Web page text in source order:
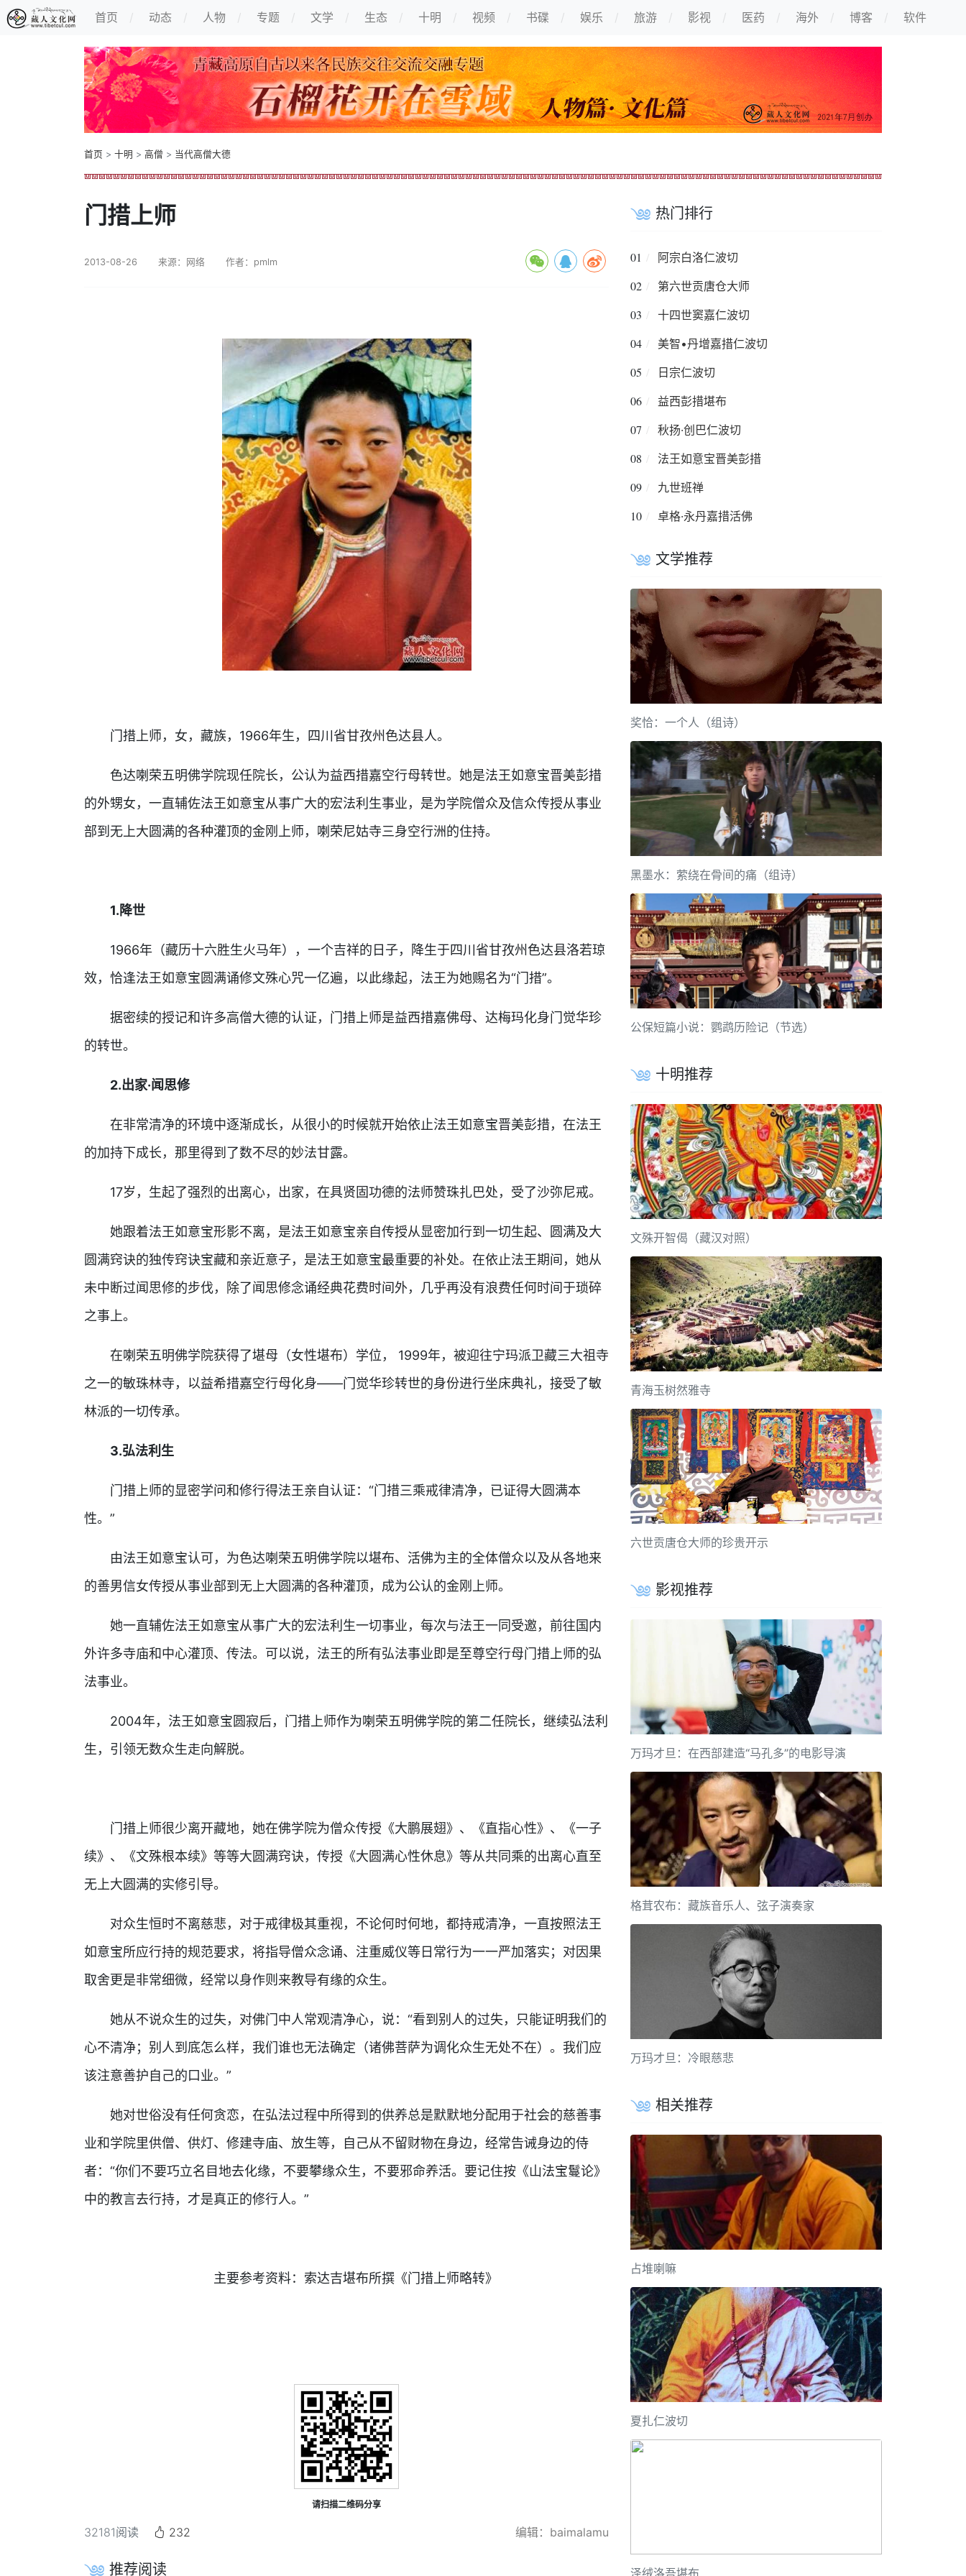
首页 动态 人物 专题 文学 生态 十明 视频 书碟 娱乐 旅游 影视 医药 海外 博客 软件
首页 > 十明 > 高僧 > 当代高僧大德
门措上师
2013-08-26 来源：网络 作者：pmlm
门措上师，女，藏族，1966年生，四川省甘孜州色达县人。
色达喇荣五明佛学院现任院长，公认为益西措嘉空行母转世。她是法王如意宝晋美彭措
的外甥女，一直辅佐法王如意宝从事广大的宏法利生事业，是为学院僧众及信众传授从事业
部到无上大圆满的各种灌顶的金刚上师，喇荣尼姑寺三身空行洲的住持。
1.降世
1966年（藏历十六胜生火马年），一个吉祥的日子，降生于四川省甘孜州色达县洛若琼
效，恰逢法王如意宝圆满诵修文殊心咒一亿遍，以此缘起，法王为她赐名为“门措”。
据密续的授记和许多高僧大德的认证，门措上师是益西措嘉佛母、达梅玛化身门觉华珍
的转世。
2.出家·闻思修
在非常清净的环境中逐渐成长，从很小的时候就开始依止法王如意宝晋美彭措，在法王
的加持下成长，那里得到了数不尽的妙法甘露。
17岁，生起了强烈的出离心，出家，在具贤固功德的法师赞珠扎巴处，受了沙弥尼戒。
她跟着法王如意宝形影不离，是法王如意宝亲自传授从显密加行到一切生起、圆满及大
圆满窍诀的独传窍诀宝藏和亲近意子，是法王如意宝最重要的补处。在依止法王期间，她从
未中断过闻思修的步伐，除了闻思修念诵经典花费时间外，几乎再没有浪费任何时间于琐碎
之事上。
在喇荣五明佛学院获得了堪母（女性堪布）学位， 1999年，被迎往宁玛派卫藏三大祖寺
之一的敏珠林寺，以益希措嘉空行母化身——门觉华珍转世的身份进行坐床典礼，接受了敏
林派的一切传承。
3.弘法利生
门措上师的显密学问和修行得法王亲自认证：“门措三乘戒律清净，已证得大圆满本
性。”
由法王如意宝认可，为色达喇荣五明佛学院以堪布、活佛为主的全体僧众以及从各地来
的善男信女传授从事业部到无上大圆满的各种灌顶，成为公认的金刚上师。
她一直辅佐法王如意宝从事广大的宏法利生一切事业，每次与法王一同受邀，前往国内
外许多寺庙和中心灌顶、传法。可以说，法王的所有弘法事业即是至尊空行母门措上师的弘
法事业。
2004年，法王如意宝圆寂后，门措上师作为喇荣五明佛学院的第二任院长，继续弘法利
生，引领无数众生走向解脱。
门措上师很少离开藏地，她在佛学院为僧众传授《大鹏展翅》、《直指心性》、《一子
续》、《文殊根本续》等等大圆满窍诀，传授《大圆满心性休息》等从共同乘的出离心直至
无上大圆满的实修引导。
对众生恒时不离慈悲，对于戒律极其重视，不论何时何地，都持戒清净，一直按照法王
如意宝所应行持的规范要求，将指导僧众念诵、注重威仪等日常行为一一严加落实；对因果
取舍更是非常细微，经常以身作则来教导有缘的众生。
她从不说众生的过失，对佛门中人常观清净心，说：“看到别人的过失，只能证明我们的
心不清净；别人到底怎么样，我们谁也无法确定（诸佛菩萨为调化众生无处不在）。我们应
该注意善护自己的口业。”
她对世俗没有任何贪恋，在弘法过程中所得到的供养总是默默地分配用于社会的慈善事
业和学院里供僧、供灯、修建寺庙、放生等，自己从不留财物在身边，经常告诫身边的侍
者：“你们不要巧立名目地去化缘，不要攀缘众生，不要邪命养活。要记住按《山法宝鬘论》
中的教言去行持，才是真正的修行人。”
主要参考资料：索达吉堪布所撰《门措上师略转》
请扫描二维码分享
32181阅读 232 编辑：baimalamu
推荐阅读
热门排行
01 阿宗白洛仁波切
02 第六世贡唐仓大师
03 十四世窦嘉仁波切
04 美智•丹增嘉措仁波切
05 日宗仁波切
06 益西彭措堪布
07 秋扬·创巴仁波切
08 法王如意宝晋美彭措
09 九世班禅
10 卓格·永丹嘉措活佛
文学推荐
奖恰：一个人（组诗）
黑墨水：萦绕在骨间的痛（组诗）
公保短篇小说：鹦鹉历险记（节选）
十明推荐
文殊开智偈（藏汉对照）
青海玉树然雅寺
六世贡唐仓大师的珍贵开示
影视推荐
万玛才旦：在西部建造“马孔多”的电影导演
格茸农布：藏族音乐人、弦子演奏家
万玛才旦：冷眼慈悲
相关推荐
占堆喇嘛
夏扎仁波切
泽绒洛吾堪布